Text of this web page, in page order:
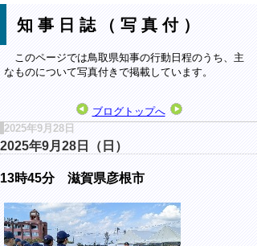
知事日誌（写真付）
このページでは鳥取県知事の行動日程のうち、主
なものについて写真付きで掲載しています。
ブログトップへ
2025年9月28日
2025年9月28日（日）
13時45分 滋賀県彦根市